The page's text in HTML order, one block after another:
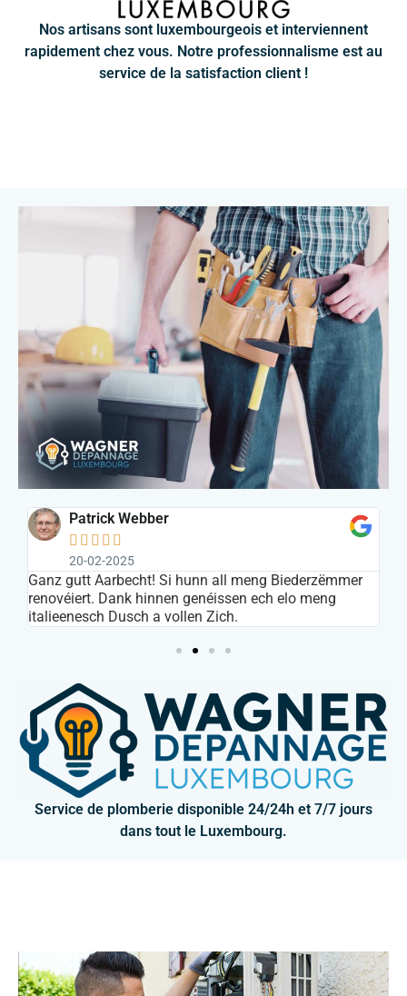
Nos artisans sont luxembourgeois et interviennent
rapidement chez vous. Notre professionnalisme est au
service de la satisfaction client !
Patrick Webber
    
20-02-2025
Ganz gutt Aarbecht! Si hunn all meng Biederzëmmer
renovéiert. Dank hinnen genéissen ech elo meng
italieenesch Dusch a vollen Zich.
Service de plomberie disponible 24/24h et 7/7 jours
dans tout le Luxembourg.